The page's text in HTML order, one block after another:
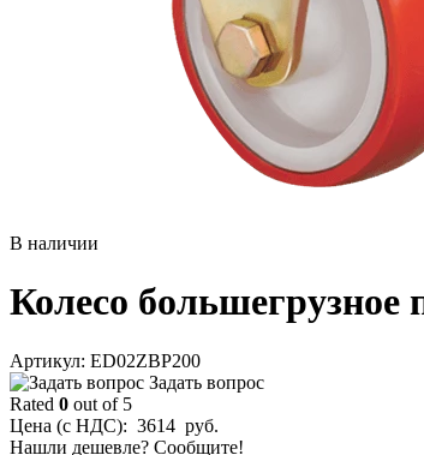
В наличии
Колесо большегрузное
Aртикул: ED02ZBP200
Задать вопрос
Rated 0 out of 5
Цена (с НДС): 3614 руб.
Нашли дешевле? Сообщите!